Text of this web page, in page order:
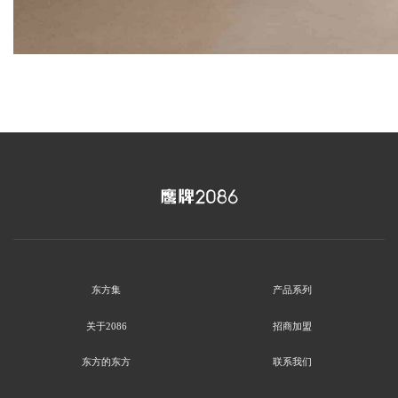
东方集 产品系列
关于2086 招商加盟
东方的东方 联系我们